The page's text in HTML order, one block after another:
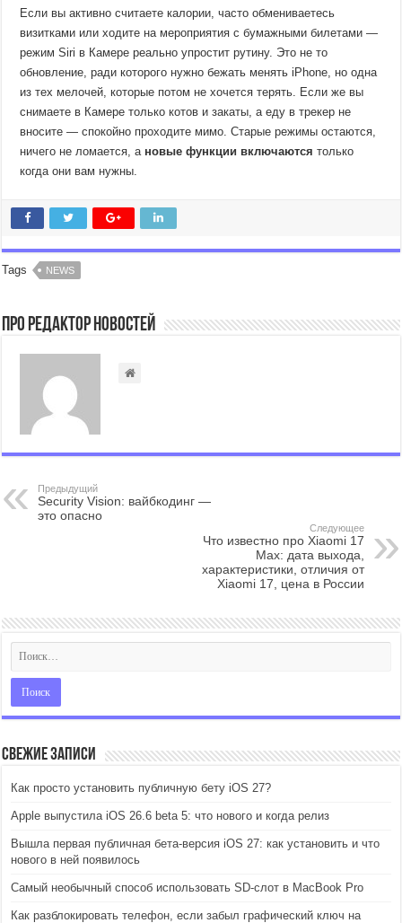
Если вы активно считаете калории, часто обмениваетесь
визитками или ходите на мероприятия с бумажными билетами —
режим Siri в Камере реально упростит рутину. Это не то
обновление, ради которого нужно бежать менять iPhone, но одна
из тех мелочей, которые потом не хочется терять. Если же вы
снимаете в Камере только котов и закаты, а еду в трекер не
вносите — спокойно проходите мимо. Старые режимы остаются,
ничего не ломается, а новые функции включаются только
когда они вам нужны.
Tags NEWS
Про Редактор Новостей
Предыдущий
Security Vision: вайбкодинг —
это опасно
Следующее
Что известно про Xiaomi 17
Max: дата выхода,
характеристики, отличия от
Xiaomi 17, цена в России
Свежие записи
Как просто установить публичную бету iOS 27?
Apple выпустила iOS 26.6 beta 5: что нового и когда релиз
Вышла первая публичная бета-версия iOS 27: как установить и что
нового в ней появилось
Самый необычный способ использовать SD-слот в MacBook Pro
Как разблокировать телефон, если забыл графический ключ на